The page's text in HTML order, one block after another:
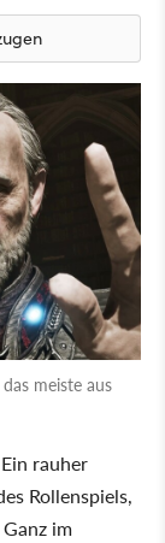
meiste aus
rauher
Rollenspiels,
im